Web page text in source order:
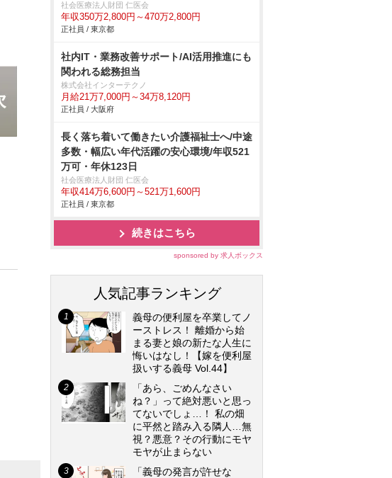
すい職場
社会医療法人財団 仁医会
年収350万2,800円～470万2,800円
正社員 / 東京都
社内IT・業務改善サポート/AI活用推進にも
関われる総務担当
株式会社インターテクノ
月給21万7,000円～34万8,120円
正社員 / 大阪府
長く落ち着いて働きたい介護福祉士へ/中途
多数・幅広い年代活躍の安心環境/年収521
万可・年休123日
社会医療法人財団 仁医会
年収414万6,600円～521万1,600円
正社員 / 東京都
続きはこちら
sponsored by 求人ボックス
人気記事ランキング
義母の便利屋を卒業してノ
ーストレス！ 離婚から始
まる妻と娘の新たな人生に
悔いはなし！【嫁を便利屋
扱いする義母 Vol.44】
「あら、ごめんなさい
ね？」って絶対悪いと思っ
てないでしょ…！ 私の畑
に平然と踏み入る隣人…無
視？悪意？その行動にモヤ
モヤが止まらない
「義母の発言が許せな